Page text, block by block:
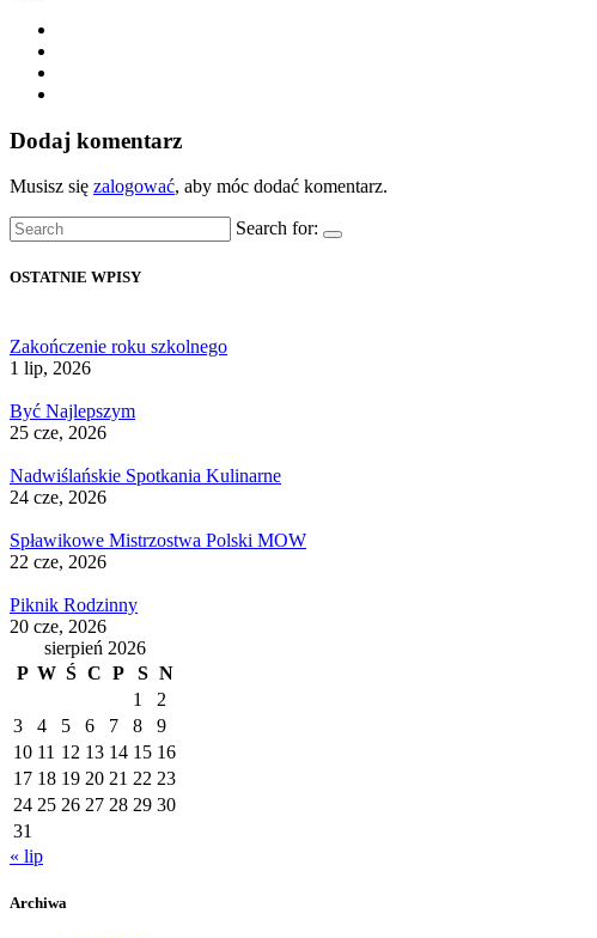
Dodaj komentarz
Musisz się zalogować, aby móc dodać komentarz.
Search for:
OSTATNIE WPISY
Zakończenie roku szkolnego
1 lip, 2026
Być Najlepszym
25 cze, 2026
Nadwiślańskie Spotkania Kulinarne
24 cze, 2026
Spławikowe Mistrzostwa Polski MOW
22 cze, 2026
Piknik Rodzinny
20 cze, 2026
sierpień 2026
P W Ś C P S N
1
2
3
4 5 6 7 8
9
10 11 12 13 14 15 16
17 18 19 20 21 22 23
24 25 26 27 28 29 30
31
« lip
Archiwa